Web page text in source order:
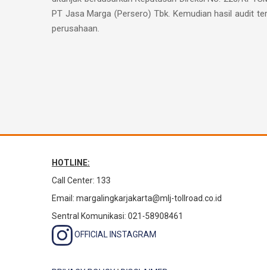
PT Jasa Marga (Persero) Tbk. Kemudian hasil audit
perusahaan.
HOTLINE:
Call Center: 133
Email: margalingkarjakarta@mlj-tollroad.co.id
Sentral Komunikasi: 021-58908461
OFFICIAL INSTAGRAM